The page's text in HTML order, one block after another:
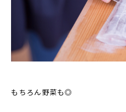
もちろん野菜も◎